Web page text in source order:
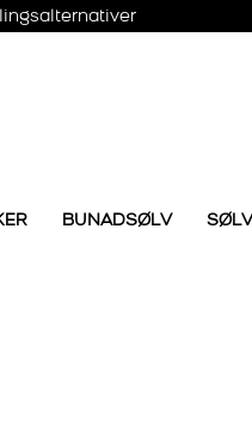
BUNADSØLV